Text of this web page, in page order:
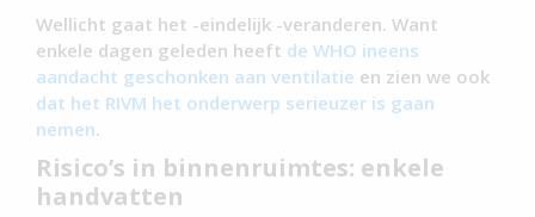
Wellicht gaat het -eindelijk -veranderen. Want
enkele dagen geleden heeft de WHO ineens
aandacht geschonken aan ventilatie en zien we ook
dat het RIVM het onderwerp serieuzer is gaan
nemen.
Risico’s in binnenruimtes: enkele
handvatten